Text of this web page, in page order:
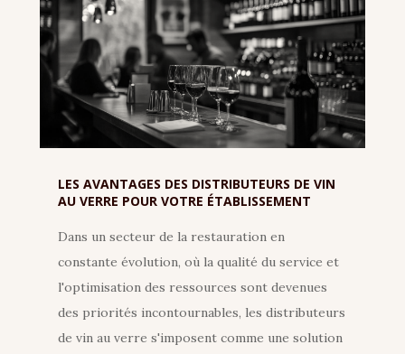
LES AVANTAGES DES DISTRIBUTEURS DE VIN
AU VERRE POUR VOTRE ÉTABLISSEMENT
Dans un secteur de la restauration en
constante évolution, où la qualité du service et
l'optimisation des ressources sont devenues
des priorités incontournables, les distributeurs
de vin au verre s'imposent comme une solution